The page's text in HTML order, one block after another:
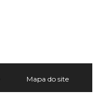
Mapa do site